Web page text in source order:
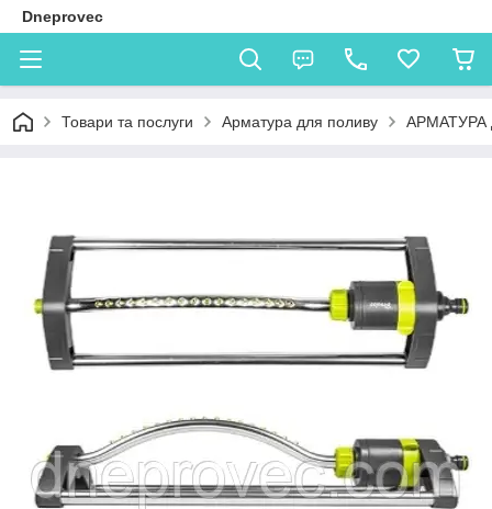
Dneprovec
Товари та послуги Арматура для поливу АРМАТУРА